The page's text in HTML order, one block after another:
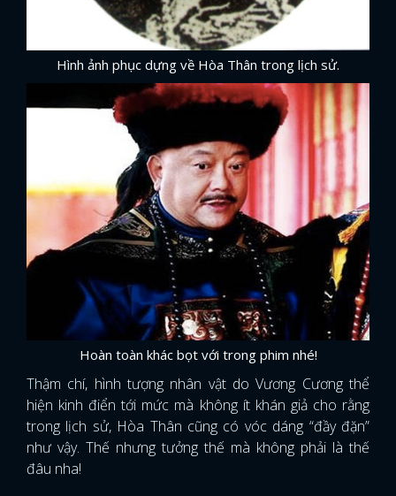
Hình ảnh phục dựng về Hòa Thân trong lịch sử.
Hoàn toàn khác bọt với trong phim nhé!
Thậm chí, hình tượng nhân vật do Vương Cương thể
hiện kinh điển tới mức mà không ít khán giả cho rằng
trong lịch sử, Hòa Thân cũng có vóc dáng “đầy đặn”
như vậy. Thế nhưng tưởng thế mà không phải là thế
đâu nha!